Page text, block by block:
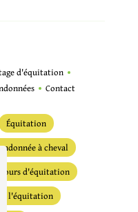
d'équitation
Contact
Équitation
à cheval
Cours d'équitation
à l'équitation